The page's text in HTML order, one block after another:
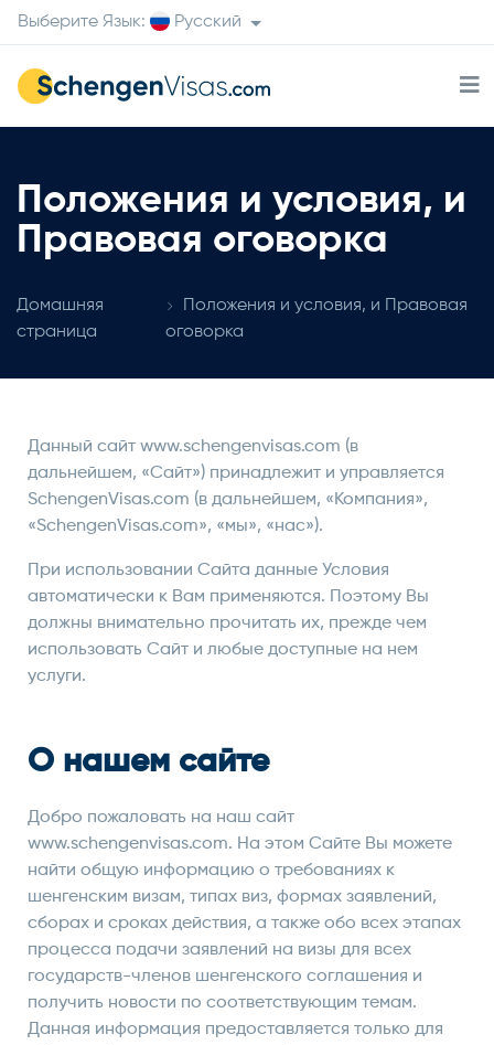
Выберите Язык: Русский
Положения и условия, и
Правовая оговорка
Домашняя
страница
Положения и условия, и Правовая
оговорка
Данный сайт www.schengenvisas.com (в
дальнейшем, «Сайт») принадлежит и управляется
SchengenVisas.com (в дальнейшем, «Компания»,
«SchengenVisas.com», «мы», «нас»).
При использовании Сайта данные Условия
автоматически к Вам применяются. Поэтому Вы
должны внимательно прочитать их, прежде чем
использовать Сайт и любые доступные на нем
услуги.
О нашем сайте
Добро пожаловать на наш сайт
www.schengenvisas.com. На этом Сайте Вы можете
найти общую информацию о требованиях к
шенгенским визам, типах виз, формах заявлений,
сборах и сроках действия, а также обо всех этапах
процесса подачи заявлений на визы для всех
государств-членов шенгенского соглашения и
получить новости по соответствующим темам.
Данная информация предоставляется только для